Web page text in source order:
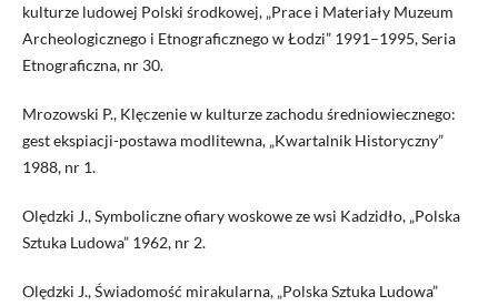
kulturze ludowej Polski środkowej, „Prace i Materiały Muzeum
Archeologicznego i Etnograficznego w Łodzi” 1991–1995, Seria
Etnograficzna, nr 30.
Mrozowski P., Klęczenie w kulturze zachodu średniowiecznego:
gest ekspiacji-postawa modlitewna, „Kwartalnik Historyczny”
1988, nr 1.
Olędzki J., Symboliczne ofiary woskowe ze wsi Kadzidło, „Polska
Sztuka Ludowa” 1962, nr 2.
Olędzki J., Świadomość mirakularna, „Polska Sztuka Ludowa”